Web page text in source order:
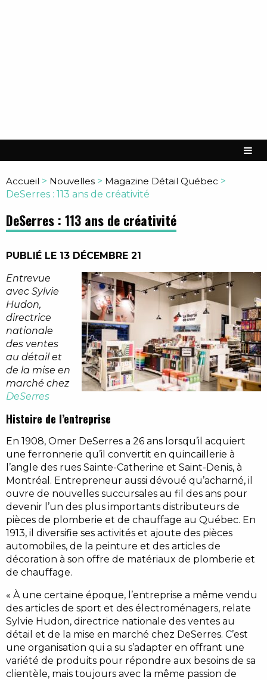
Accueil > Nouvelles > Magazine Détail Québec >
DeSerres : 113 ans de créativité
DeSerres : 113 ans de créativité
PUBLIÉ LE 13 DÉCEMBRE 21
Entrevue
avec Sylvie
Hudon,
directrice
nationale
des ventes
au détail et
de la mise en
marché chez
DeSerres
Histoire de l’entreprise
En 1908, Omer DeSerres a 26 ans lorsqu’il acquiert
une ferronnerie qu’il convertit en quincaillerie à
l’angle des rues Sainte-Catherine et Saint-Denis, à
Montréal. Entrepreneur aussi dévoué qu’acharné, il
ouvre de nouvelles succursales au fil des ans pour
devenir l’un des plus importants distributeurs de
pièces de plomberie et de chauffage au Québec. En
1913, il diversifie ses activités et ajoute des pièces
automobiles, de la peinture et des articles de
décoration à son offre de matériaux de plomberie et
de chauffage.
« À une certaine époque, l’entreprise a même vendu
des articles de sport et des électroménagers, relate
Sylvie Hudon, directrice nationale des ventes au
détail et de la mise en marché chez DeSerres. C’est
une organisation qui a su s’adapter en offrant une
variété de produits pour répondre aux besoins de sa
clientèle, mais toujours avec la même passion de